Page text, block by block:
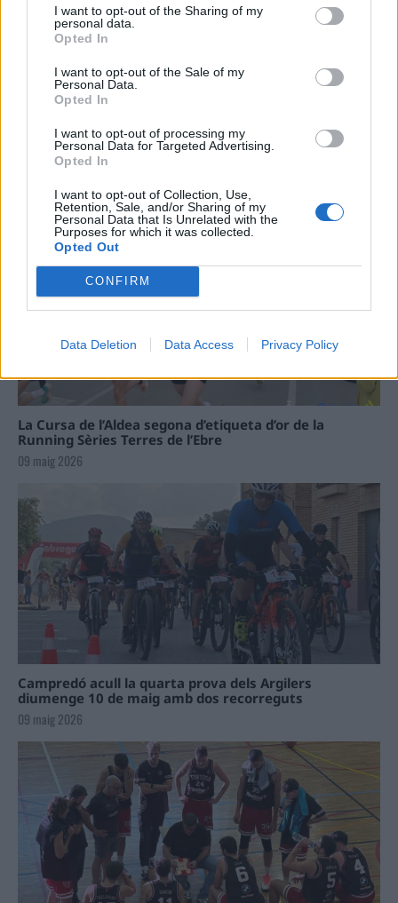
I want to opt-out of the Sharing of my
personal data.
Opted In
I want to opt-out of the Sale of my
Personal Data.
Opted In
I want to opt-out of processing my
Personal Data for Targeted Advertising.
Opted In
I want to opt-out of Collection, Use,
Retention, Sale, and/or Sharing of my
Personal Data that Is Unrelated with the
Purposes for which it was collected.
Opted Out
CONFIRM
Data Deletion Data Access Privacy Policy
“L’eclipsi serà una oportunitat també
per a gaudir de les Festes Majors
31 de juliol de 2026
La Cursa de l’Aldea segona d’etiqueta d’or de la
Running Sèries Terres de l’Ebre
09 maig 2026
Campredó acull la quarta prova dels Argilers
diumenge 10 de maig amb dos recorreguts
09 maig 2026